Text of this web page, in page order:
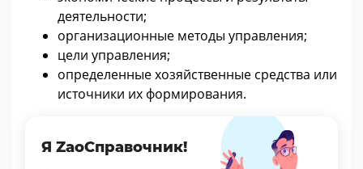
деятельности;
организационные методы управления;
цели управления;
определенные хозяйственные средства или
источники их формирования.
Я ZaoСправочник!